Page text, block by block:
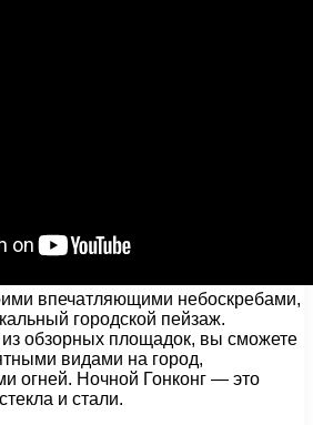
впечатляющими небоскребами,
городской пейзаж.
обзорных площадок, вы сможете
видами на город,
огней. Ночной Гонконг — это
и стали.